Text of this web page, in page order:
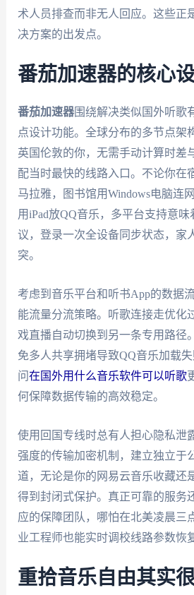
术人员排查而非无人回应。这些正
决方案的出发点。
番茄加速器的核心
番茄加速器围绕解决类似国外听歌
点设计功能。全球分布的多节点架
英国伦敦的你，无需手动计算时差
配当时最快的线路入口。不论你在
马拉雅，图书馆用Windows电脑连
用iPad放QQ音乐，多平台支持意
议，登录一次全设备同步状态，家
突。
考虑到音乐平台和听书App的数据
能流量分流策略。听歌连接走优化
戏直播自动切换到另一条专用路径
免多人共享拥堵导致QQ音乐加载
问 在国外用什么音乐软件可以听歌
何保障数据传输的高效稳定。
使用回国专线时总有人担心隐私泄
强度的传输加密机制，建立独立于
道，无论是你的网易云音乐收藏还
得到封闭式保护。真正可靠的服务
应的保障团队，哪怕在北美凌晨三
业工程师也能实时调校线路参数恢
重拾音乐自由其实